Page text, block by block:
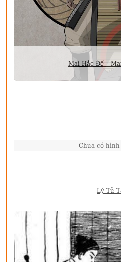
Mai Hắc Đế –
Chưa có
Lý Tử